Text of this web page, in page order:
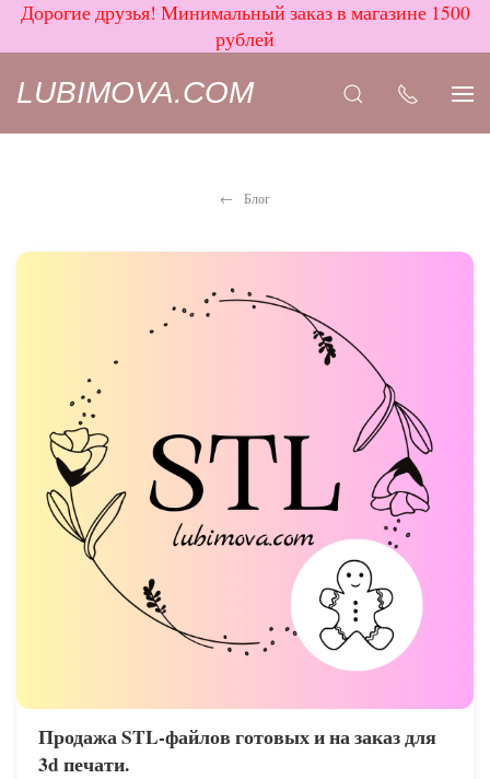
Дорогие друзья! Минимальный заказ в магазине 1500
рублей
LUBIMOVA.COM
Блог
Продажа STL-файлов готовых и на заказ для
3d печати.